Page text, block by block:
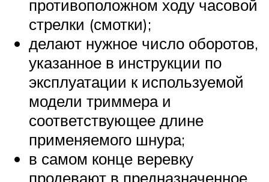
противоположном ходу часовой
стрелки (смотки);
делают нужное число оборотов,
указанное в инструкции по
эксплуатации к используемой
модели триммера и
соответствующее длине
применяемого шнура;
в самом конце веревку
продевают в предназначенное